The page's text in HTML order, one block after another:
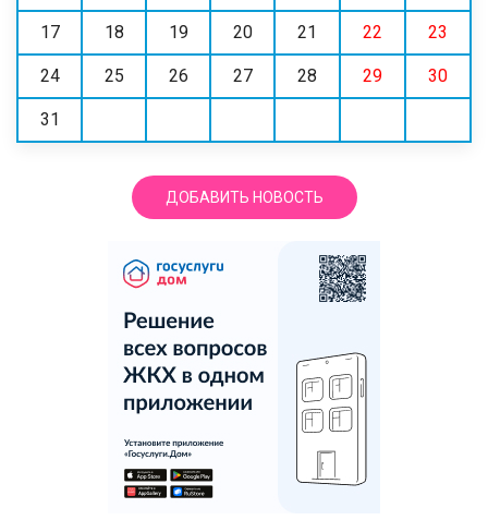
17 18 19 20 21 22 23
24 25 26 27 28 29 30
31
ДОБАВИТЬ НОВОСТЬ